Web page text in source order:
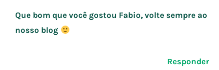
Que bom que você gostou Fabio, volte sempre ao
nosso blog
Responder